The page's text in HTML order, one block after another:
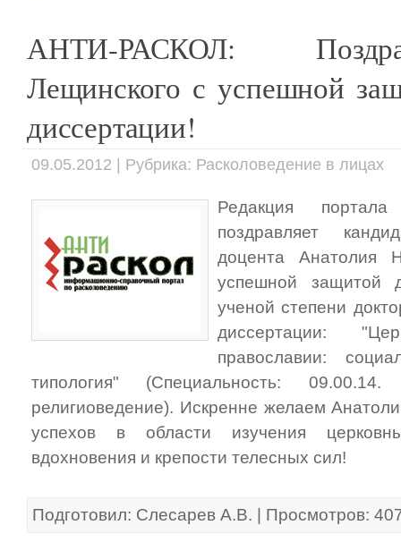
АНТИ-РАСКОЛ:
Лещинского с успешной
диссертации!
09.05.2012 | Рубрика: Расколоведение в лицах
Редакция
поздравляет
доцента Анатолия
успешной защитой
ученой степени
диссертации:
православии:
типология" (Специальность:
религиоведение). Искренне желаем
успехов в области изучения
вдохновения и крепости телесных сил!
Подготовил: Слесарев А.В. | Просмотров: